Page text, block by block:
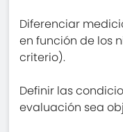
Diferenciar
en función de los
criterio).
Definir las
evaluación sea